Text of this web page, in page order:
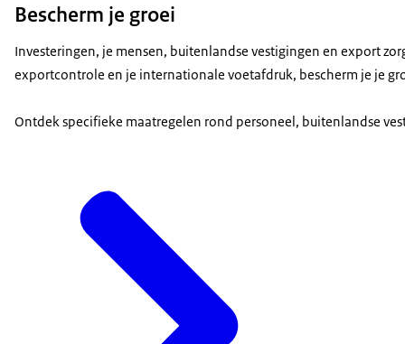
Bescherm je groei
Investeringen, je mensen, buitenlandse vestigingen en export
exportcontrole en je internationale voetafdruk, bescherm je je
Ontdek specifieke maatregelen rond personeel, buitenlandse